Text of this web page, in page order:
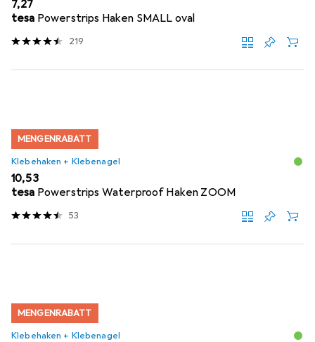
EUR
7,27
tesa Powerstrips Haken SMALL oval
219
MENGENRABATT
Klebehaken + Klebenagel
EUR
10,53
tesa Powerstrips Waterproof Haken ZOOM
53
MENGENRABATT
Klebehaken + Klebenagel